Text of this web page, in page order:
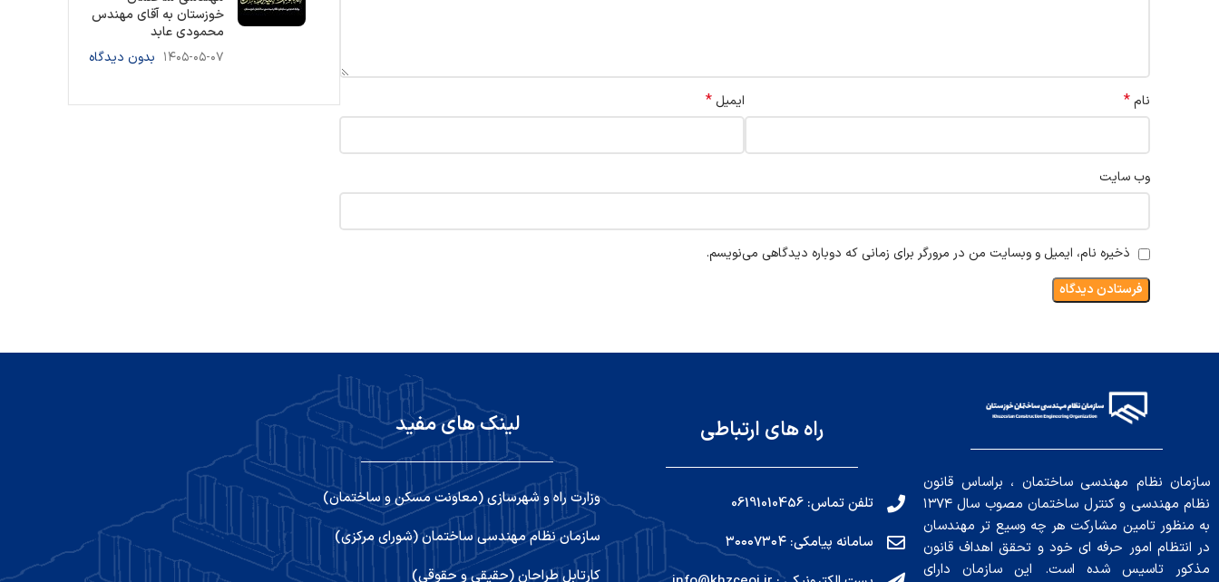
نام* ایمیل *
وب‌ سایت
ذخیره نام، ایمیل و وبسایت من در مرورگر برای زمانی که دوباره دیدگاهی می‌نویسم.
خوزستان به آقای مهندس
محمودی عابد
۱۴۰۵-۰۵-۰۷ بدون دیدگاه
سازمان نظام مهندسی ساختمان ، براساس قانون
نظام مهندسی و کنترل ساختمان مصوب سال ۱۳۷۴
به منظور تامین مشارکت هر چه وسیع تر مهندسان
در انتظام امور حرفه ای خود و تحقق اهداف قانون
مذکور تاسیس شده است. این سازمان دارای
راه های ارتباطی
تلفن تماس: 06191010456
سامانه پیامکی: ۳۰۰۰۷۳۰۴
لینک های مفید
وزارت راه و شهرسازی (معاونت مسکن و ساختمان)
سازمان نظام مهندسی ساختمان (شورای مرکزی)
کارتابل طراحان (حقیقی و حقوقی)